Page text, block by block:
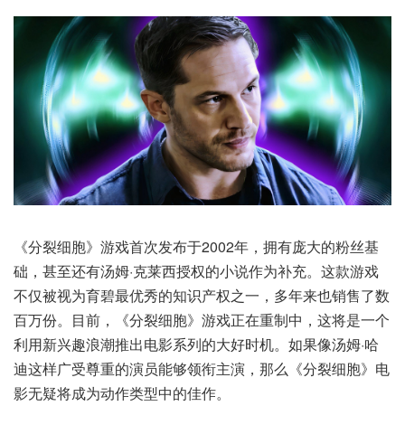
《分裂细胞》游戏首次发布于2002年，拥有庞大的粉丝基
础，甚至还有汤姆·克莱西授权的小说作为补充。这款游戏
不仅被视为育碧最优秀的知识产权之一，多年来也销售了数
百万份。目前，《分裂细胞》游戏正在重制中，这将是一个
利用新兴趣浪潮推出电影系列的大好时机。如果像汤姆·哈
迪这样广受尊重的演员能够领衔主演，那么《分裂细胞》电
影无疑将成为动作类型中的佳作。